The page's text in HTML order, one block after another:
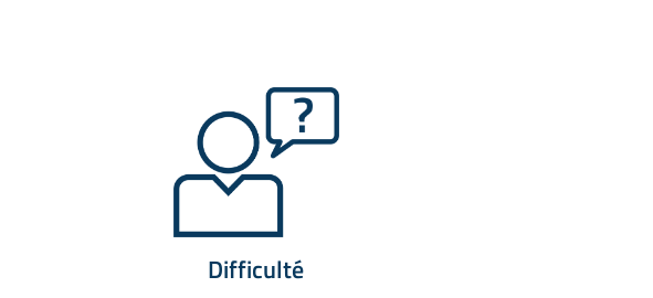
Difficulté